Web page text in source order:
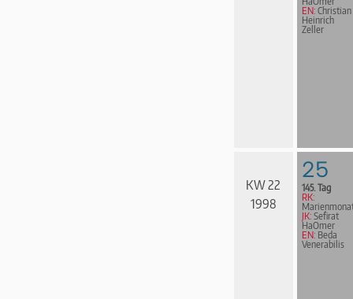
EN: Christian
Heinrich
Zeller
KW 22
1998
25
145. Tag
RK:
JK: Sefirat
HaOmer
EN: Beda
Venerabilis